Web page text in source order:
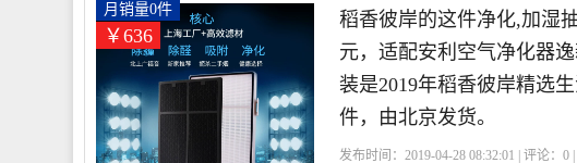
￥636
月销量0件
稻香彼岸的这件净化,加湿
元，适配安利空气净化器
装是2019年稻香彼岸精选
件，由北京发货。
发布时间：2019-04-28 08:32:01 | 评论：0